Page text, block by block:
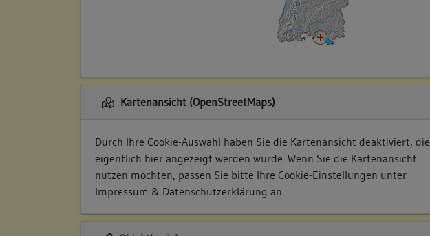
Kartenansicht (OpenStreetMaps)
Durch Ihre Cookie-Auswahl haben Sie die Kartenansicht deaktiviert, die
eigentlich hier angezeigt werden würde. Wenn Sie die Kartenansicht
nutzen möchten, passen Sie bitte Ihre Cookie-Einstellungen unter
Impressum & Datenschutzerklärung an.